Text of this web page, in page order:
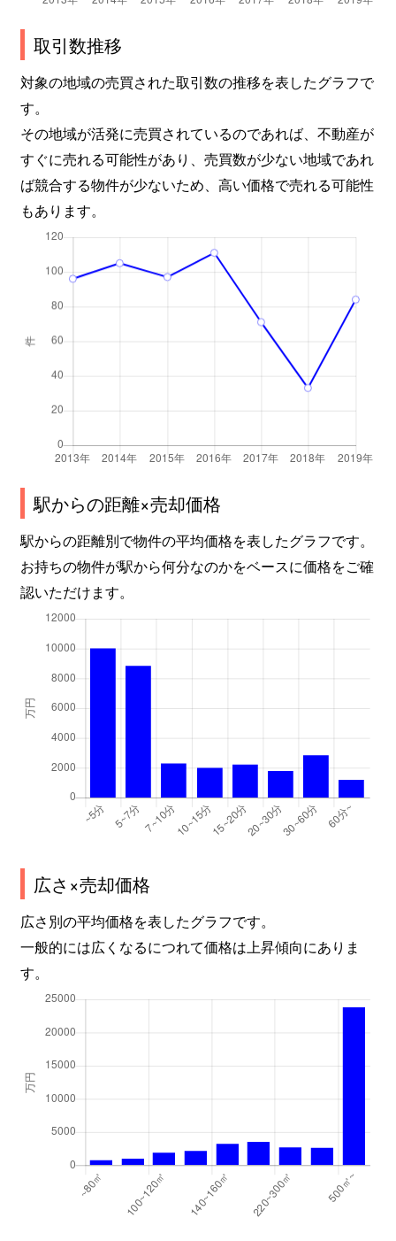
取引数推移
対象の地域の売買された取引数の推移を表したグラフで
す。
その地域が活発に売買されているのであれば、不動産が
すぐに売れる可能性があり、売買数が少ない地域であれ
ば競合する物件が少ないため、高い価格で売れる可能性
もあります。
駅からの距離×売却価格
駅からの距離別で物件の平均価格を表したグラフです。
お持ちの物件が駅から何分なのかをベースに価格をご確
認いただけます。
広さ×売却価格
広さ別の平均価格を表したグラフです。
一般的には広くなるにつれて価格は上昇傾向にありま
す。